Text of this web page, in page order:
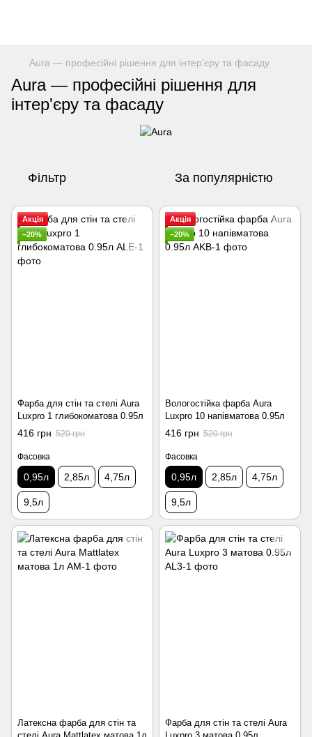
Aura — професійні рішення для інтер'єру та фасаду
Aura — професійні рішення для
інтер'єру та фасаду
Фільтр За популярністю
Акція
−20%
Фарба для стін та стелі Aura
Luxpro 1 глибокоматова 0.95л
416 грн 520 грн
Фасовка
0,95л 2,85л 4,75л
9,5л
Акція
−20%
Вологостійка фарба Aura
Luxpro 10 напівматова 0.95л
416 грн 520 грн
Фасовка
0,95л 2,85л 4,75л
9,5л
Латексна фарба для стін та
Фарба для стін та стелі Aura